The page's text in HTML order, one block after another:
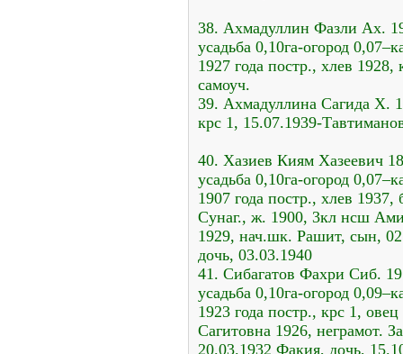
38. Ахмадуллин Фазли Ах.
усадьба 0,10га-огород
1927 года постр., хлев
самоуч.
39. Ахмадуллина Сагида Х.
крс 1, 15.07.1939-
40. Хазиев Киям Хазеевич
усадьба 0,10га-огород
1907 года постр., хлев
Сунаг., ж. 1900, 3кл нсш
1929, нач.шк. Рашит, сын,
дочь, 03.03.1940
41. Сибагатов Фахри Сиб.
усадьба 0,10га-огород
1923 года постр., крс 1,
Сагитовна 1926, неграмот.
20.03.1932 Факия, дочь,